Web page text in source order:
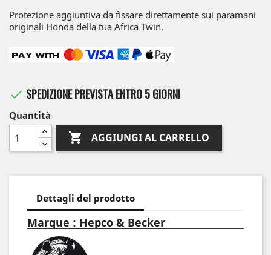
Protezione aggiuntiva da fissare direttamente sui paramani
originali Honda della tua Africa Twin.
 SPEDIZIONE PREVISTA ENTRO 5 GIORNI
Quantità
 AGGIUNGI AL CARRELLO
Dettagli del prodotto
Marque : Hepco & Becker